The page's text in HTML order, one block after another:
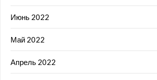
Июнь 2022
Май 2022
Апрель 2022